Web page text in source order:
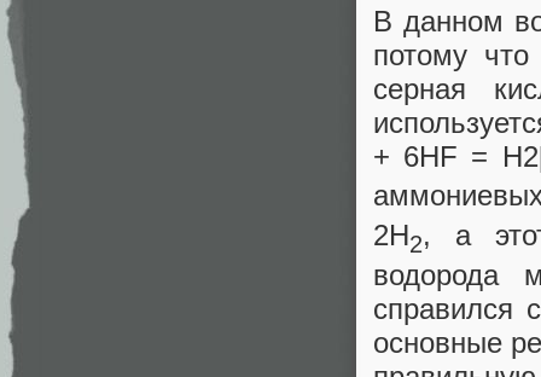
В данном
потому
серная
+ 6HF =
2H2, а
водорода
справился
основные